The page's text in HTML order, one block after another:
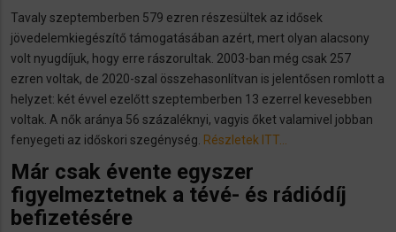
Tavaly szeptemberben 579 ezren részesültek az idősek
jövedelemkiegészítő támogatásában azért, mert olyan alacsony
volt nyugdíjuk, hogy erre rászorultak. 2003-ban még csak 257
ezren voltak, de 2020-szal összehasonlítvan is jelentősen romlott a
helyzet: két évvel ezelőtt szeptemberben 13 ezerrel kevesebben
voltak. A nők aránya 56 százaléknyi, vagyis őket valamivel jobban
fenyegeti az időskori szegénység. Részletek ITT…
Már csak évente egyszer
figyelmeztetnek a tévé- és rádiódíj
befizetésére